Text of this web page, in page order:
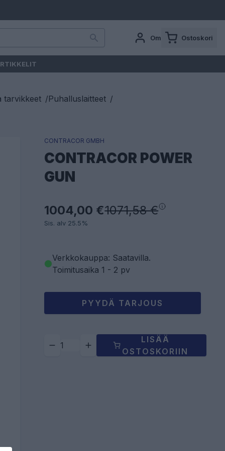
Oma tili Ostoskori
tarvikkeet /Puhalluslaitteet /
CONTRACOR GMBH
CONTRACOR POWER
GUN
1004,00 €1071,58 €
Sis. alv 25.5%
Verkkokauppa: Saatavilla.
Toimitusaika 1 - 2 pv
PYYDÄ TARJOUS
LISÄÄ
OSTOSKORIIN